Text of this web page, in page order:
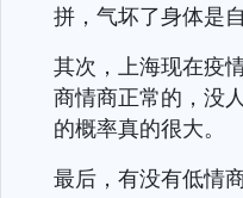
拼，气坏了身体是自
其次，上海现在疫
商情商正常的，没
的概率真的很大。
最后，有没有低情